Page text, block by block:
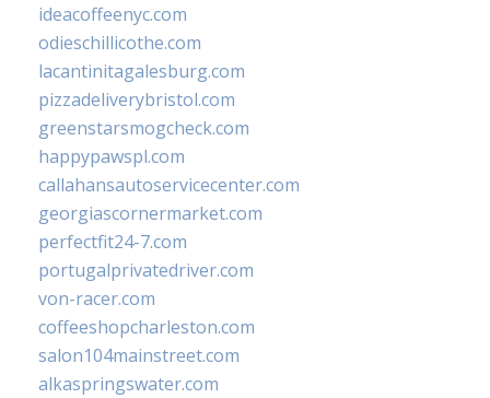
ideacoffeenyc.com
odieschillicothe.com
lacantinitagalesburg.com
pizzadeliverybristol.com
greenstarsmogcheck.com
happypawspl.com
callahansautoservicecenter.com
georgiascornermarket.com
perfectfit24-7.com
portugalprivatedriver.com
von-racer.com
coffeeshopcharleston.com
salon104mainstreet.com
alkaspringswater.com